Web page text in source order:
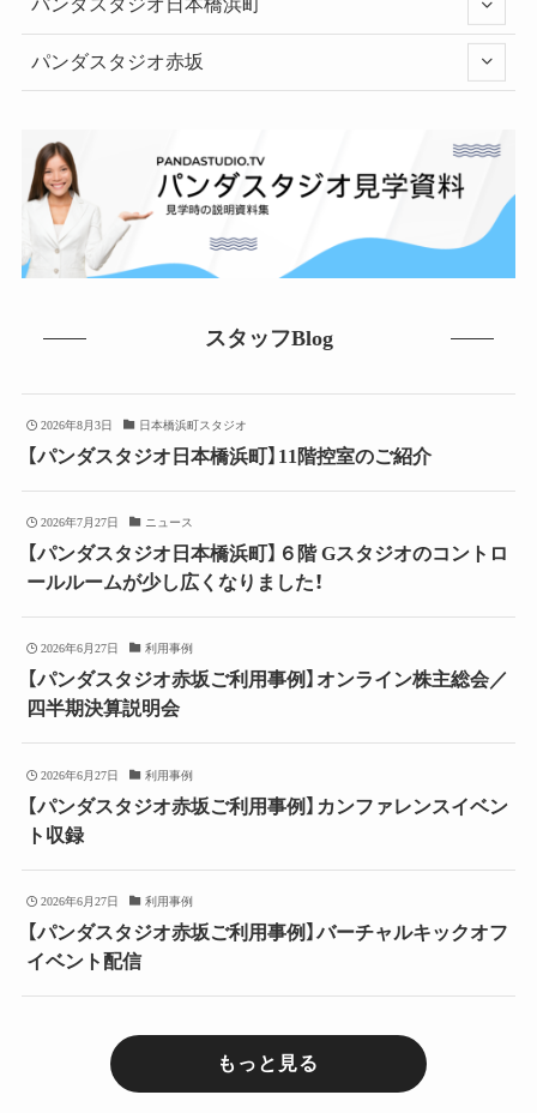
パンダスタジオ日本橋浜町
パンダスタジオ赤坂
スタッフBlog
2026年8月3日 日本橋浜町スタジオ
【パンダスタジオ日本橋浜町】11階控室のご紹介
2026年7月27日 ニュース
【パンダスタジオ日本橋浜町】６階 Gスタジオのコントロ
ールルームが少し広くなりました！
2026年6月27日 利用事例
【パンダスタジオ赤坂ご利用事例】オンライン株主総会／
四半期決算説明会
2026年6月27日 利用事例
【パンダスタジオ赤坂ご利用事例】カンファレンスイベン
ト収録
2026年6月27日 利用事例
【パンダスタジオ赤坂ご利用事例】バーチャルキックオフ
イベント配信
もっと見る